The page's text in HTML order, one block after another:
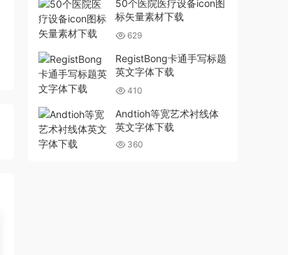
50个医院医疗设备icon图
标矢量素材下载
629
RegistBong卡通手写标题
英文字体下载
410
Andtioh等宽艺术衬线体
英文字体下载
360